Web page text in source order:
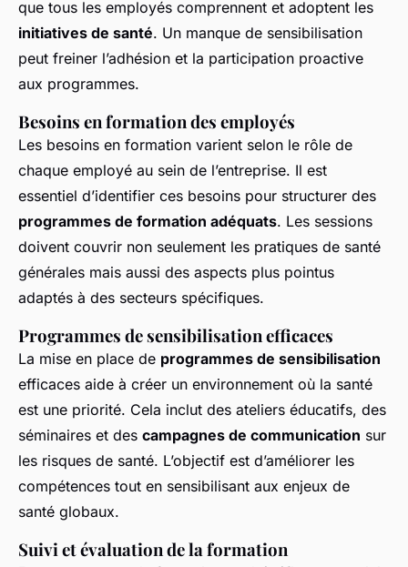
que tous les employés comprennent et adoptent les
initiatives de santé. Un manque de sensibilisation
peut freiner l’adhésion et la participation proactive
aux programmes.
Besoins en formation des employés
Les besoins en formation varient selon le rôle de
chaque employé au sein de l’entreprise. Il est
essentiel d’identifier ces besoins pour structurer des
programmes de formation adéquats. Les sessions
doivent couvrir non seulement les pratiques de santé
générales mais aussi des aspects plus pointus
adaptés à des secteurs spécifiques.
Programmes de sensibilisation efficaces
La mise en place de programmes de sensibilisation
efficaces aide à créer un environnement où la santé
est une priorité. Cela inclut des ateliers éducatifs, des
séminaires et des campagnes de communication sur
les risques de santé. L’objectif est d’améliorer les
compétences tout en sensibilisant aux enjeux de
santé globaux.
Suivi et évaluation de la formation